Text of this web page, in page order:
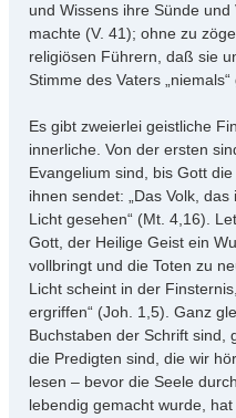
und Wissens ihre Sünde
machte (V. 41); ohne zu
religiösen Führern, daß sie
Stimme des Vaters
Es gibt zweierlei geistliche
innerliche. Von der ersten
Evangelium sind, bis Gott
ihnen sendet: „Das Volk,
Licht gesehen“ (Mt. 4,16).
Gott, der Heilige Geist ein
vollbringt und die Toten zu
Licht scheint in der
ergriffen“ (Joh. 1,5). Ganz
Buchstaben der Schrift sind,
die Predigten sind, die wir
lesen – bevor die Seele
lebendig gemacht wurde,